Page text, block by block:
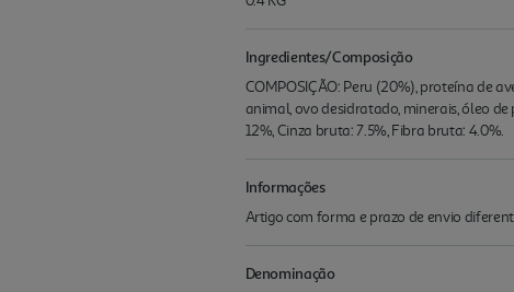
Ingredientes/Composição
COMPOSIÇÃO: Peru (20%), proteína de
animal, ovo desidratado, minerais, óleo de
12%, Cinza bruta: 7.5%, Fibra bruta: 4.0%.
Informações
Artigo com forma e prazo de envio
Denominação